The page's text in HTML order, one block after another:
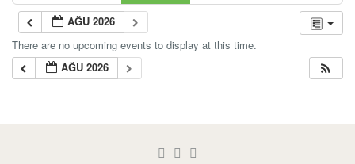
AĞU 2026
There are no upcoming events to display at this time.
AĞU 2026